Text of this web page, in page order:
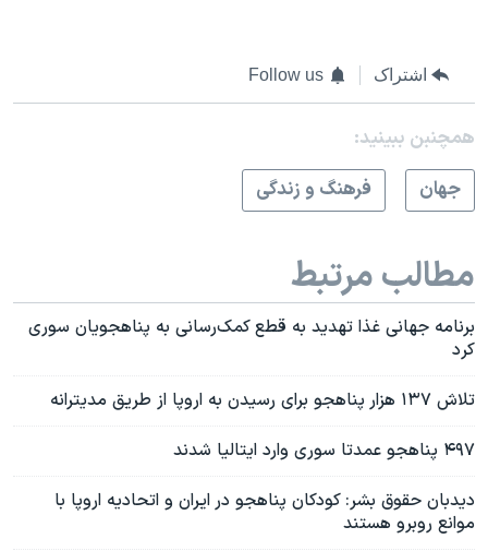
اشتراک Follow us
همچنبن ببینید:
جهان
فرهنگ و زندگی
مطالب مرتبط
برنامه جهانی غذا تهدید به قطع کمک‌رسانی به پناهجویان سوری
کرد
تلاش ۱۳۷ هزار پناهجو برای رسیدن به اروپا از طریق مدیترانه
۴۹۷ پناهجو عمدتا سوری وارد ایتالیا شدند
دیدبان حقوق بشر: کودکان پناهجو در ایران و اتحادیه اروپا با
موانع روبرو هستند